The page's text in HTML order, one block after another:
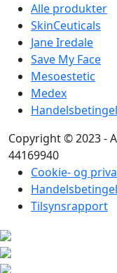
Alle produkter
SkinCeuticals
Jane Iredale
Save My Face
Mesoestetic
Medex
Copyright © 2023 -
44169940
Cookie- og
Tilsynsrapport